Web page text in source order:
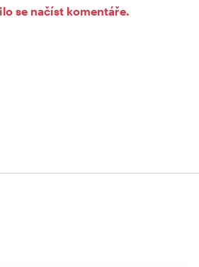
se načíst komentáře.